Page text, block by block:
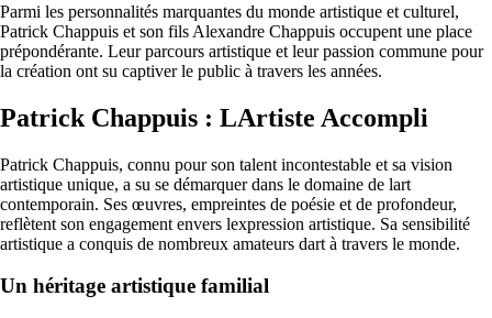
Parmi les personnalités marquantes du monde artistique et culturel,
Patrick Chappuis et son fils Alexandre Chappuis occupent une place
prépondérante. Leur parcours artistique et leur passion commune pour
la création ont su captiver le public à travers les années.
Patrick Chappuis : LArtiste Accompli
Patrick Chappuis, connu pour son talent incontestable et sa vision
artistique unique, a su se démarquer dans le domaine de lart
contemporain. Ses œuvres, empreintes de poésie et de profondeur,
reflètent son engagement envers lexpression artistique. Sa sensibilité
artistique a conquis de nombreux amateurs dart à travers le monde.
Un héritage artistique familial